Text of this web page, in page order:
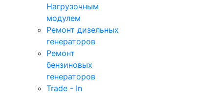
Нагрузочным
модулем
Ремонт дизельных
генераторов
Ремонт
бензиновых
генераторов
Trade - In